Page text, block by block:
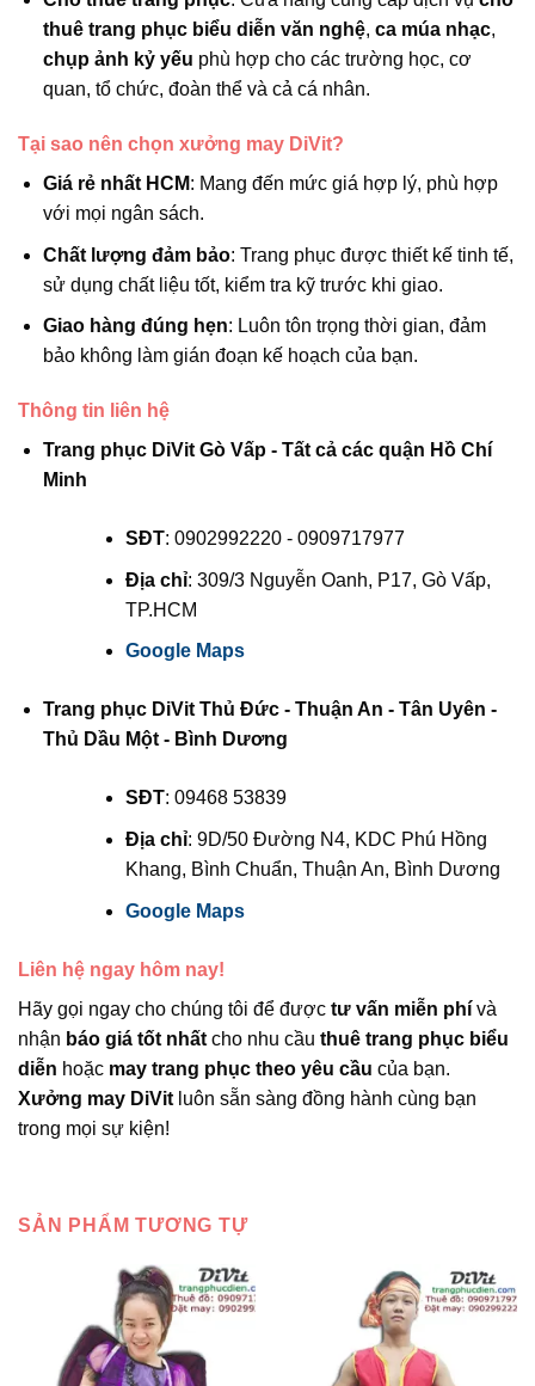
thuê trang phục biểu diễn văn nghệ, ca múa nhạc,
chụp ảnh kỷ yếu phù hợp cho các trường học, cơ
quan, tổ chức, đoàn thể và cả cá nhân.
Tại sao nên chọn xưởng may DiVit?
Giá rẻ nhất HCM: Mang đến mức giá hợp lý, phù hợp
với mọi ngân sách.
Chất lượng đảm bảo: Trang phục được thiết kế tinh tế,
sử dụng chất liệu tốt, kiểm tra kỹ trước khi giao.
Giao hàng đúng hẹn: Luôn tôn trọng thời gian, đảm
bảo không làm gián đoạn kế hoạch của bạn.
Thông tin liên hệ
Trang phục DiVit Gò Vấp - Tất cả các quận Hồ Chí
Minh
SĐT: 0902992220 - 0909717977
Địa chỉ: 309/3 Nguyễn Oanh, P17, Gò Vấp,
TP.HCM
Google Maps
Trang phục DiVit Thủ Đức - Thuận An - Tân Uyên -
Thủ Dầu Một - Bình Dương
SĐT: 09468 53839
Địa chỉ: 9D/50 Đường N4, KDC Phú Hồng
Khang, Bình Chuẩn, Thuận An, Bình Dương
Google Maps
Liên hệ ngay hôm nay!
Hãy gọi ngay cho chúng tôi để được tư vấn miễn phí và
nhận báo giá tốt nhất cho nhu cầu thuê trang phục biểu
diễn hoặc may trang phục theo yêu cầu của bạn.
Xưởng may DiVit luôn sẵn sàng đồng hành cùng bạn
trong mọi sự kiện!
SẢN PHẨM TƯƠNG TỰ